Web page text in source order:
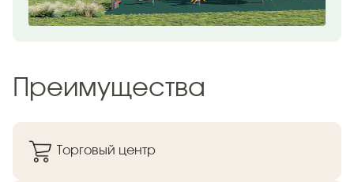
Преимущества
Торговый центр